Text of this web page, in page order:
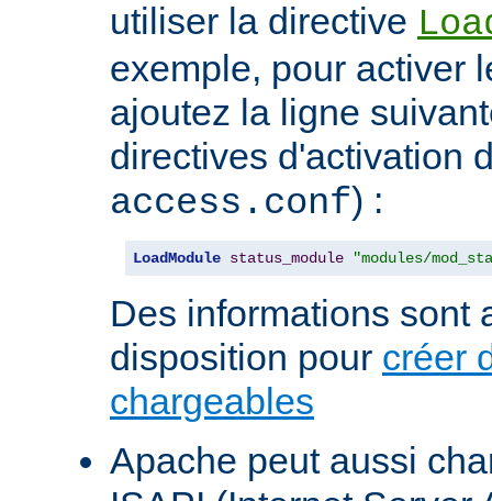
utiliser la directive
exemple, pour activer
ajoutez la ligne
directives d'activation
access.conf) :
LoadModule status_module "modules/
Des informations sont
disposition pour créer
chargeables
Apache peut aussi